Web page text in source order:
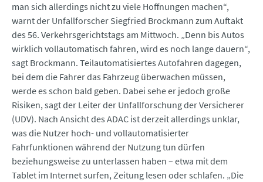
man sich allerdings nicht zu viele Hoffnungen machen“,
warnt der Unfallforscher Siegfried Brockmann zum Auftakt
des 56. Verkehrsgerichtstags am Mittwoch. „Denn bis Autos
wirklich vollautomatisch fahren, wird es noch lange dauern“,
sagt Brockmann. Teilautomatisiertes Autofahren dagegen,
bei dem die Fahrer das Fahrzeug überwachen müssen,
werde es schon bald geben. Dabei sehe er jedoch große
Risiken, sagt der Leiter der Unfallforschung der Versicherer
(UDV). Nach Ansicht des ADAC ist derzeit allerdings unklar,
was die Nutzer hoch- und vollautomatisierter
Fahrfunktionen während der Nutzung tun dürfen
beziehungsweise zu unterlassen haben – etwa mit dem
Tablet im Internet surfen, Zeitung lesen oder schlafen. „Die